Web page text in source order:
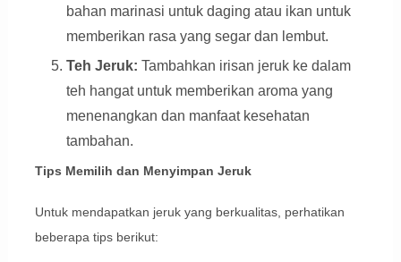
bahan marinasi untuk daging atau ikan untuk
memberikan rasa yang segar dan lembut.
Teh Jeruk: Tambahkan irisan jeruk ke dalam
teh hangat untuk memberikan aroma yang
menenangkan dan manfaat kesehatan
tambahan.
Tips Memilih dan Menyimpan Jeruk
Untuk mendapatkan jeruk yang berkualitas, perhatikan
beberapa tips berikut: